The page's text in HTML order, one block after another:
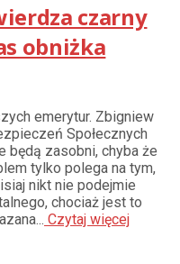
czarny
obniżka
emerytur. Zbigniew
Społecznych
będą zasobni, chyba że
tylko polega na tym,
nikt nie podejmie
chociaż jest to
Czytaj więcej